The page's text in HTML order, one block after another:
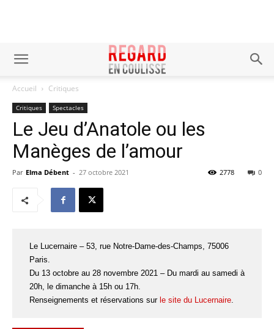
Accueil Critiques
Critiques Spectacles
Le Jeu d’Anatole ou les
Manèges de l’amour
Par Elma Débent - 27 octobre 2021 0
2778
Le Lucernaire – 53, rue Notre-Dame-des-Champs, 75006
Paris.
Du 13 octobre au 28 novembre 2021 – Du mardi au samedi à
20h, le dimanche à 15h ou 17h.
Renseignements et réservations sur le site du Lucernaire.